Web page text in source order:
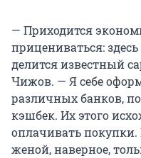
— Приходится
прицениваться:
делится известный
Чижов. — Я себе
различных банков,
кэшбек. Их этого
оплачивать покупки.
женой, наверное,